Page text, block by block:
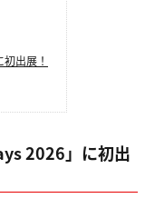
出展！
2026」に初出